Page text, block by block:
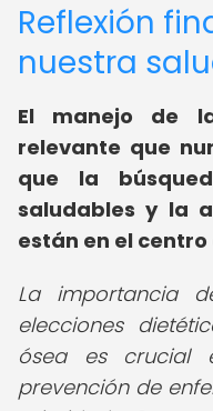
Reflexión
nuestra
El manejo de
relevante que
que la
saludables y la
están en el
La importancia
elecciones
ósea es crucial
prevención de